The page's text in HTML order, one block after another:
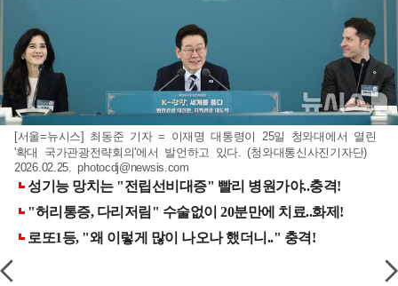
[서울=뉴시스] 최동준 기자 = 이재명 대통령이 25일 청와대에서 열린
'확대 국가관광전략회의'에서 발언하고 있다. (청와대통신사진기자단)
2026.02.25.photocdj@newsis.com